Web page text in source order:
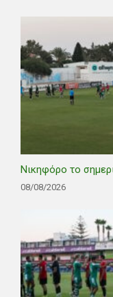
Νικηφόρο το
08/08/2026